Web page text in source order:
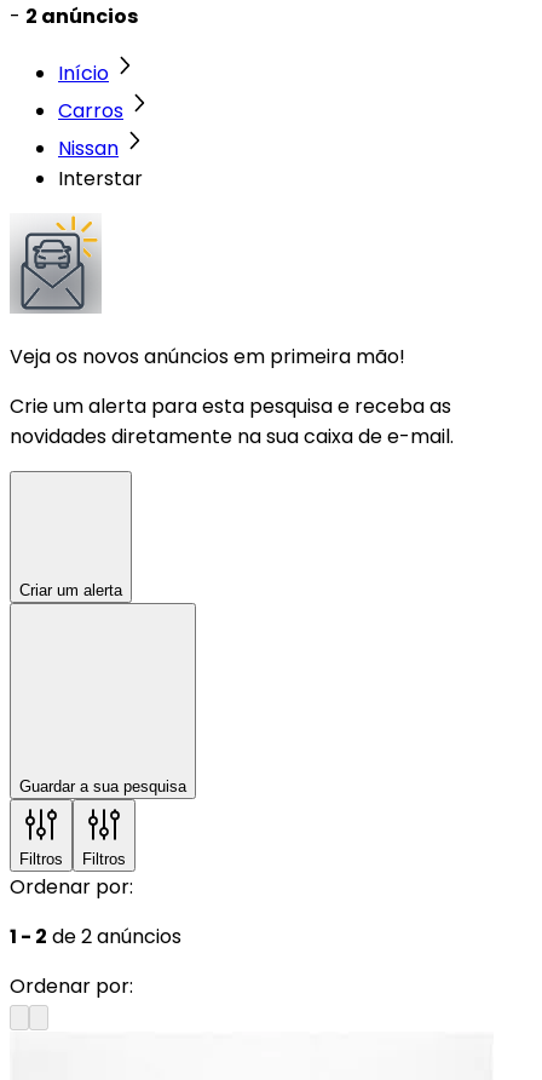
- 2 anúncios
Início
Carros
Nissan
Interstar
Veja os novos anúncios em primeira mão!
Crie um alerta para esta pesquisa e receba as
novidades diretamente na sua caixa de e-mail.
Criar um alerta
Guardar a sua pesquisa
Filtros Filtros
Ordenar por:
1 - 2 de 2 anúncios
Ordenar por: